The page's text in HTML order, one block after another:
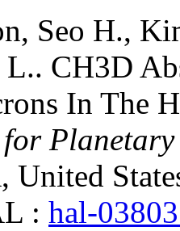
, Seo H.,
L.. CH3D
In The
Planetary
United
: hal-